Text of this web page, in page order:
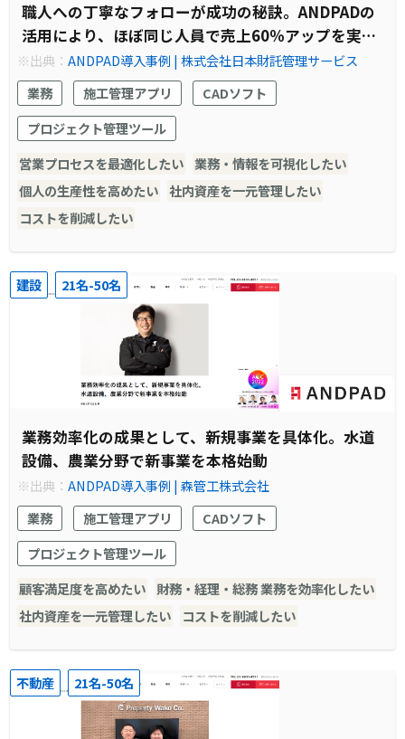
職人への丁寧なフォローが成功の秘訣。ANDPADの
活用により、ほぼ同じ人員で売上60％アップを実
現。
※出典：ANDPAD導入事例 | 株式会社日本財託管理サービス
業務
施工管理アプリ
CADソフト
プロジェクト管理ツール
営業プロセスを最適化したい 業務・情報を可視化したい
個人の生産性を高めたい 社内資産を一元管理したい
コストを削減したい
建設 21名-50名
業務効率化の成果として、新規事業を具体化。水道
設備、農業分野で新事業を本格始動
※出典：ANDPAD導入事例 | 森管工株式会社
業務
施工管理アプリ
CADソフト
プロジェクト管理ツール
顧客満足度を高めたい
財務・経理・総務 業務を効率化したい
社内資産を一元管理したい
コストを削減したい
不動産 21名-50名